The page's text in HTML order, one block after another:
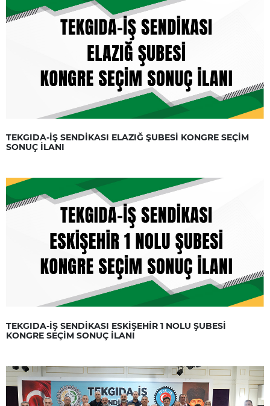
TEKGIDA-İŞ SENDİKASI ELAZIĞ ŞUBESİ KONGRE SEÇİM
SONUÇ İLANI
TEKGIDA-İŞ SENDİKASI ESKİŞEHİR 1 NOLU ŞUBESİ
KONGRE SEÇİM SONUÇ İLANI